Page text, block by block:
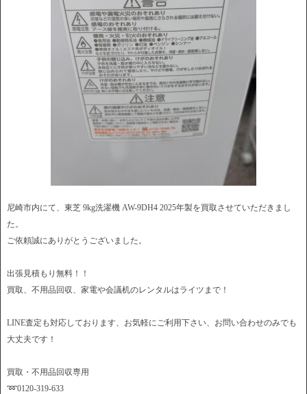
尼崎市内にて、東芝 9kg洗濯機 AW-9DH4 2025年製を買取させていただきまし
た。
ご依頼誠にありがとうございました。
出張見積もり無料！！
買取、不用品回収、家電や会議机のレンタルはライツまで！
LINE査定も対応しております、お気軽にご利用下さい、お問い合わせのみでも
大丈夫です！
買取・不用品回収専用
➿0120-319-633